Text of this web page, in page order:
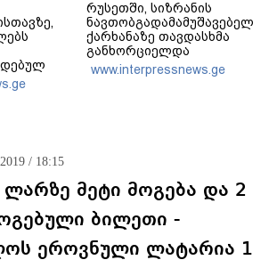
რუსეთში, სიზრანის
ნავთობგადამამუშავებელ
ქარხანაზე თავდასხმა
განხორციელდა
www.interpressnews.ge
/ 18:15
მეტი მოგება და 2
ბილეთი -
ეროვნული ლატარია 1